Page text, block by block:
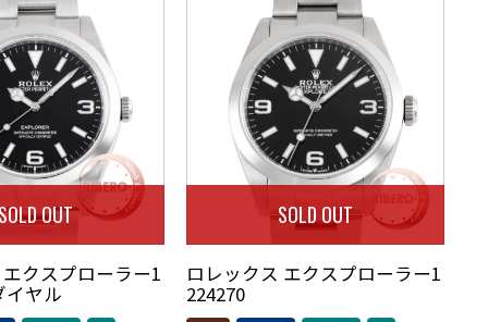
OUT
クスプローラー1
イヤル
SOLD OUT
ロレックス エクスプローラー1
224270